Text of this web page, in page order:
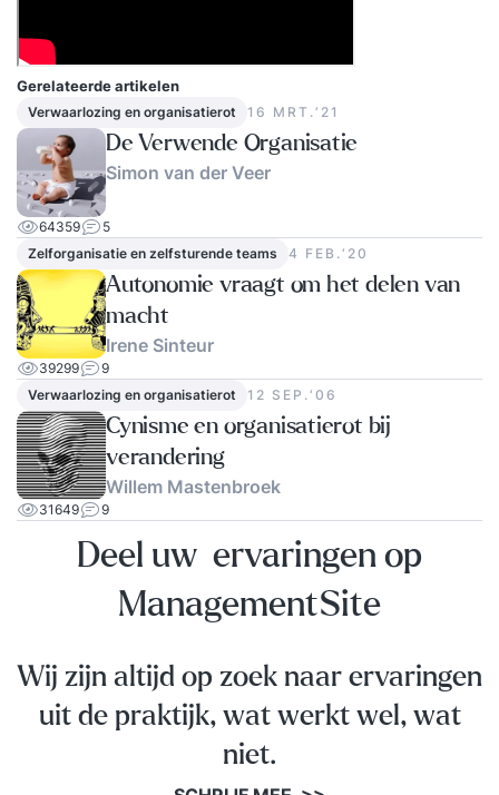
Gerelateerde artikelen
Verwaarlozing en organisatierot 16 MRT.‘21
De Verwende Organisatie
Simon van der Veer
64359
5
Zelforganisatie en zelfsturende teams
4 FEB.‘20
Autonomie vraagt om het delen van
macht
Irene Sinteur
39299
9
Verwaarlozing en organisatierot
12 SEP.‘06
Cynisme en organisatierot bij
verandering
Willem Mastenbroek
31649 9
Deel uw ervaringen op
ManagementSite
Wij zijn altijd op zoek naar ervaringen
uit de praktijk, wat werkt wel, wat
niet.